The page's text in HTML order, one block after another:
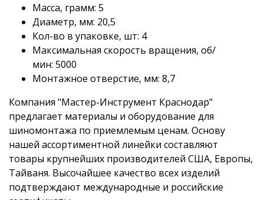
Масса, грамм: 5
Диаметр, мм: 20,5
Кол-во в упаковке, шт: 4
Максимальная скорость вращения, об/
мин: 5000
Монтажное отверстие, мм: 8,7
Компания "Мастер-Инструмент Краснодар"
предлагает материалы и оборудование для
шиномонтажа по приемлемым ценам. Основу
нашей ассортиментной линейки составляют
товары крупнейших производителей США, Европы,
Тайваня. Высочайшее качество всех изделий
подтверждают международные и российские